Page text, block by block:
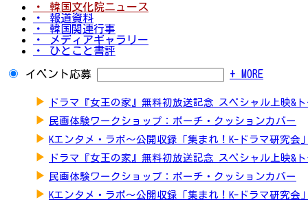
・ 韓国文化院ニュース
・ 報道資料
・ 韓国関連行事
・ メディアギャラリー
・ ひとこと書評
イベント応募 + MORE
▶ ドラマ『女王の家』無料初放送記念 スペシャル上映&
▶ 民画体験ワークショップ：ポーチ・クッションカバー
▶ Kエンタメ・ラボ～公開収録「集まれ！K-ドラマ研究会」
▶ ドラマ『女王の家』無料初放送記念 スペシャル上映&
▶ 民画体験ワークショップ：ポーチ・クッションカバー
▶ Kエンタメ・ラボ～公開収録「集まれ！K-ドラマ研究会」